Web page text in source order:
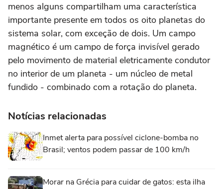
menos alguns compartilham ‌uma característica
importante presente em todos os oito planetas do
sistema solar, com exceção de dois. Um campo
magnético é um campo de força ‌invisível gerado
pelo movimento de material eletricamente condutor
‌no interior de um planeta - um núcleo de metal
fundido - combinado com ⁠a rotação do planeta.
Notícias relacionadas
Inmet alerta para possível ciclone-bomba no
Brasil; ventos podem passar de 100 km/h
Morar na Grécia para cuidar de gatos: esta ilha